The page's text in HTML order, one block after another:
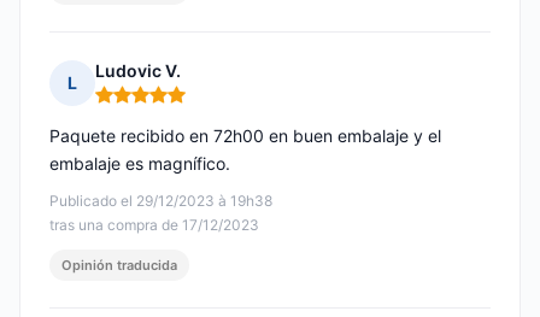
L
Ludovic V.
Nota: 5 de 5
Publicado el 29/12/2023 à 19h38
tras una compra de 17/12/2023
Paquete recibido en 72h00 en buen embalaje y el
embalaje es magnífico.
Opinión traducida